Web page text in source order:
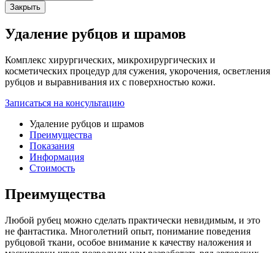
Закрыть
Удаление рубцов и шрамов
Комплекс хирургических, микрохирургических и
косметических процедур для сужения, укорочения, осветления
рубцов и выравнивания их с поверхностью кожи.
Записаться на консультацию
Удаление рубцов и шрамов
Преимущества
Показания
Информация
Стоимость
Преимущества
Любой рубец можно сделать практически невидимым, и это
не фантастика. Многолетний опыт, понимание поведения
рубцовой ткани, особое внимание к качеству наложения и